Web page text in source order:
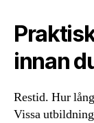
innan
Restid. Hur
Vissa